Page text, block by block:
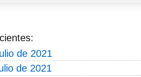
de 2021
de 2021